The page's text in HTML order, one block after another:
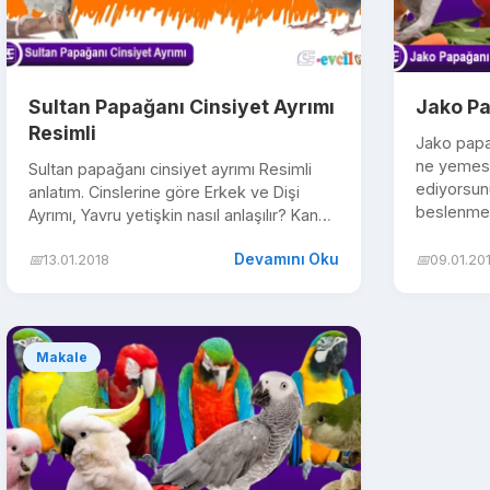
Sultan Papağanı Cinsiyet Ayrımı
Resimli
Sultan papağanı cinsiyet ayrımı Resimli
anlatım. Cinslerine göre Erkek ve Dişi
Ayrımı, Yavru yetişkin nasıl anlaşılır? Kanat
📅13.01.2018 Devamını Oku
Jako
Jako
ne
📅
Makale